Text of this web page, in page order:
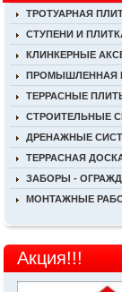
ТРОТУАРНАЯ
СТУПЕНИ И
КЛИНКЕРНЫЕ
ПРОМЫШЛЕННАЯ
ТЕРРАСНЫЕ
СТРОИТЕЛЬНЫЕ
ДРЕНАЖНЫЕ
ТЕРРАСНАЯ
ЗАБОРЫ -
МОНТАЖНЫЕ
Акция!!!